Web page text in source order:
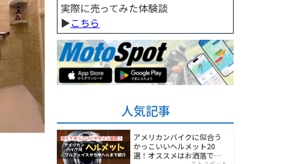
実際に売ってみた体験談
▶︎こちら
人気記事
アメリカンバイクに似合う
かっこいいヘルメット20
選！オススメはお洒落でワ